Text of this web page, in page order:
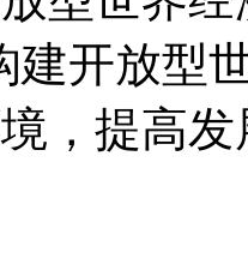
建开放型
，提高